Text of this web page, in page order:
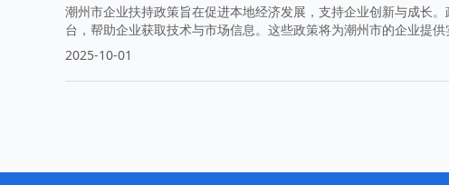
潮州市企业扶持政策旨在促进本地经济发展，支持企业创新与成长
台，帮助企业获取技术与市场信息。这些政策将为潮州市的企业提
2025-10-01